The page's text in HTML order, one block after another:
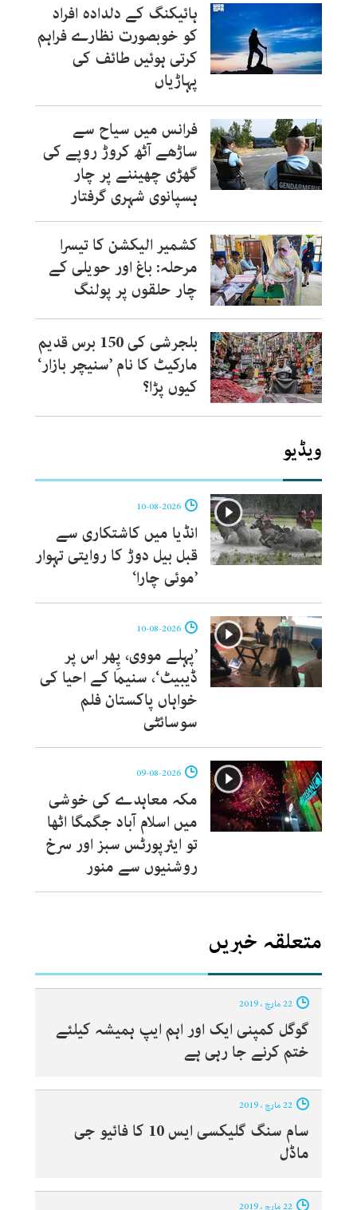
ہائیکنگ کے دلدادہ افراد
کو خوبصورت نظارے فراہم
کرتی ہوئیں طائف کی
پہاڑیاں
فرانس میں سیاح سے
ساڑھے آٹھ کروڑ روپے کی
گھڑی چھیننے پر چار
ہسپانوی شہری گرفتار
کشمیر الیکشن کا تیسرا
مرحلہ: باغ اور حویلی کے
چار حلقوں پر پولنگ
بلجرشی کی 150 برس قدیم
مارکیٹ کا نام ’سنیچر بازار‘
کیوں پڑا؟
ویڈیو
انڈیا میں کاشتکاری سے
قبل بیل دوڑ کا روایتی تہوار
’موئی چارا‘
’پہلے مووی، پِھر اس پر
ڈیبیٹ‘، سنیما کے احیا کی
خواہاں پاکستان فلم
سوسائٹی
مکہ معاہدے کی خوشی
میں اسلام آباد جگمگا اٹھا
تو ایئرپورٹس سبز اور سرخ
روشنیوں سے منور
متعلقہ خبریں
گوگل کمپنی ایک اور اہم ایپ ہمیشہ کیلئے
ختم کرنے جا رہی ہے‎
سام سنگ گلیکسی ایس 10 کا فائیو جی
ماڈل‎